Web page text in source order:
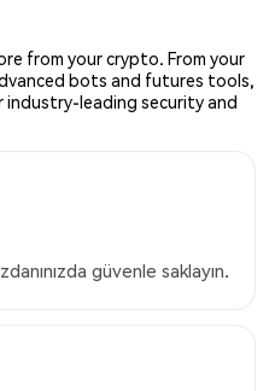
from your crypto. From your
bots and futures tools,
industry-leading security and
güvenle saklayın.